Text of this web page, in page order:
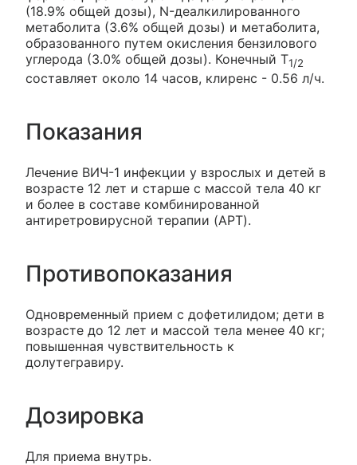
(18.9% общей дозы), N-деалкилированного
метаболита (3.6% общей дозы) и метаболита,
образованного путем окисления бензилового
углерода (3.0% общей дозы). Конечный T1/2
составляет около 14 часов, клиренс - 0.56 л/ч.
Показания
Лечение ВИЧ-1 инфекции у взрослых и детей в
возрасте 12 лет и старше с массой тела 40 кг
и более в составе комбинированной
антиретровирусной терапии (APT).
Противопоказания
Одновременный прием с дофетилидом; дети в
возрасте до 12 лет и массой тела менее 40 кг;
повышенная чувствительность к
долутегравиру.
Дозировка
Для приема внутрь.